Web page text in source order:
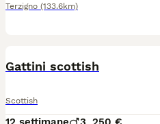
Terzigno (133.6km)
Gattini scottish
Scottish